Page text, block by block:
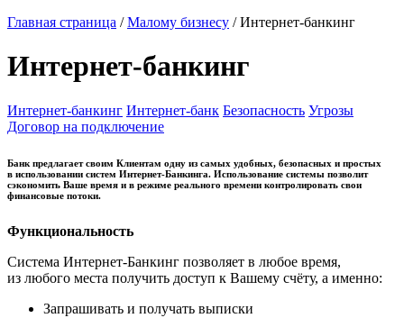
Главная страница /Малому бизнесу /Интернет-банкинг
Интернет-банкинг
Интернет-банкинг Интернет-банк Безопасность Угрозы
Договор на подключение
Банк предлагает своим Клиентам одну из самых удобных, безопасных и простых
в использовании систем Интернет-Банкинга. Использование системы позволит
сэкономить Ваше время и в режиме реального времени контролировать свои
финансовые потоки.
Функциональность
Система Интернет-Банкинг позволяет в любое время,
из любого места получить доступ к Вашему счёту, а именно:
Запрашивать и получать выписки